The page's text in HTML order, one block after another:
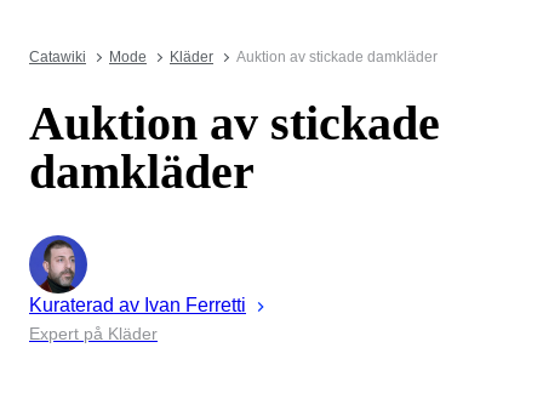
Catawiki Mode Kläder Auktion av stickade damkläder
Auktion av stickade
damkläder
Kuraterad av Ivan Ferretti
Expert på Kläder